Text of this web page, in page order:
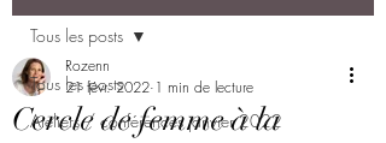
Tous les posts
Ateliers / conférences janvier 2022
Tous les posts
Cercle de femme à la
Rozenn
21 févr. 2022 1 min de lecture